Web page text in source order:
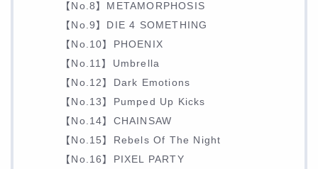
【No.8】METAMORPHOSIS
【No.9】DIE 4 SOMETHING
【No.10】PHOENIX
【No.11】Umbrella
【No.12】Dark Emotions
【No.13】Pumped Up Kicks
【No.14】CHAINSAW
【No.15】Rebels Of The Night
【No.16】PIXEL PARTY